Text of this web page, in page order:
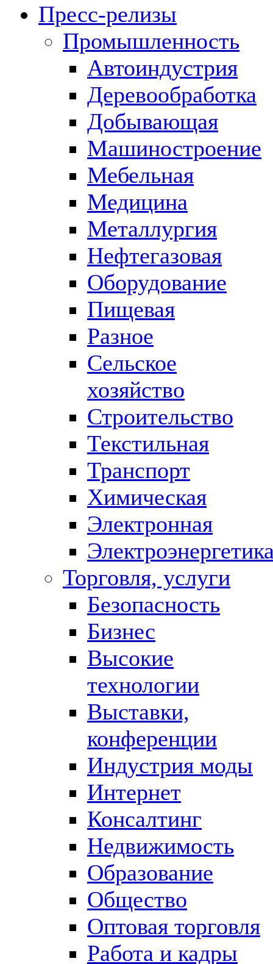
Пресс-релизы
Промышленность
Автоиндустрия
Деревообработка
Добывающая
Машиностроение
Мебельная
Медицина
Металлургия
Нефтегазовая
Оборудование
Пищевая
Разное
Сельское
хозяйство
Строительство
Текстильная
Транспорт
Химическая
Электронная
Торговля, услуги
Безопасность
Бизнес
Высокие
технологии
Выставки,
конференции
Индустрия моды
Интернет
Консалтинг
Недвижимость
Образование
Общество
Оптовая торговля
Работа и кадры